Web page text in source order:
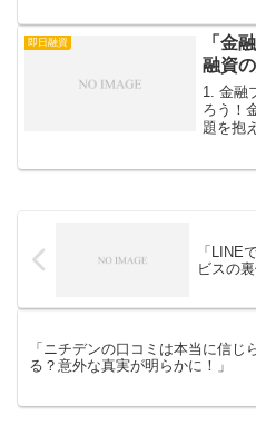
りま
資金が
即日融資
「金
融資
1. 金融
ろう！
題を抱
「LINE
ビスの
「ニチデンの口コミは本当に信じ
る？意外な真実が明らかに！」